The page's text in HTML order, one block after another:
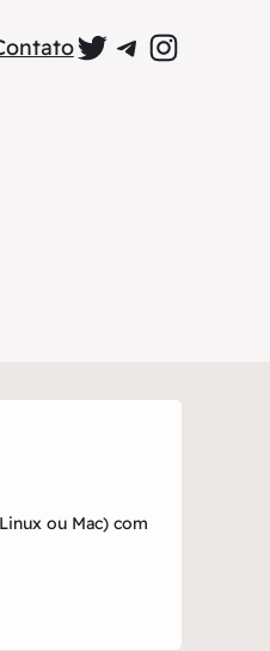
Perfil Oficial no Twitter
Grupo Oficial no Telegram
Perfil Oficial no Instagram
ou Mac) com